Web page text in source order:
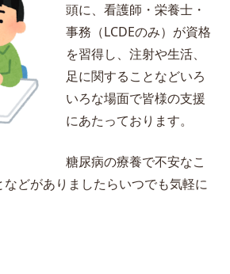
頭に、看護師・栄養士・
事務（LCDEのみ）が資格
を習得し、注射や生活、
足に関することなどいろ
いろな場面で皆様の支援
にあたっております。
糖尿病の療養で不安なこ
どがありましたらいつでも気軽に